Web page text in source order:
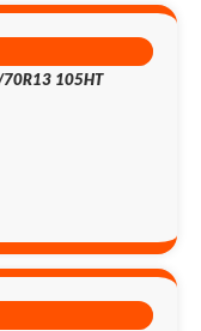
70R13 105HT